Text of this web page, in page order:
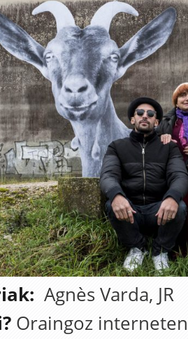
Agnès Varda, JR
Oraingoz